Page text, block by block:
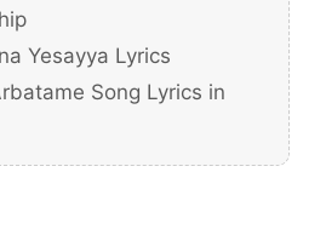
Yesayya Lyrics
Song Lyrics in